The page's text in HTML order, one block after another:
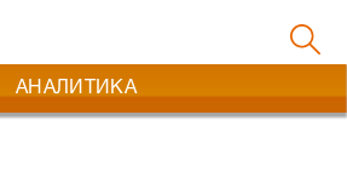
АНАЛИТИКА